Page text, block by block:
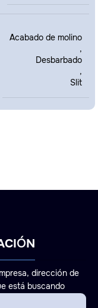
Acabado de molino
,
Desbarbado
,
Slit
dirección de
está buscando